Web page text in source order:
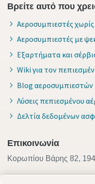
Βρείτε αυτό που
Αεροσυμπιεστές χωρίς
Αεροσυμπιεστές με
Εξαρτήματα και
Wiki για τον
Blog αεροσυμπιεστών
Λύσεις πεπιεσμένου
Δελτία δεδομένων
Επικοινωνία
Κορωπίου Βάρης 82,